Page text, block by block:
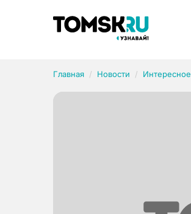
Главная Новости Интересное
Рубрики